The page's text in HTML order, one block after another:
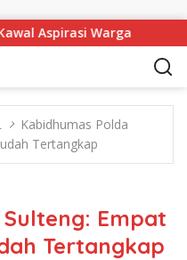
Aspirasi Warga
Kabidhumas Polda
Tertangkap
Empat
Tertangkap